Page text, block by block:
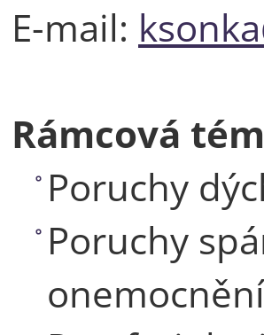
E-mail:
Rámcová
Poruchy
Poruchy
onemocnění